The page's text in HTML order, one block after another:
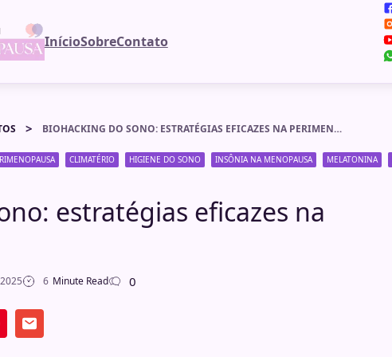
InícioSobreContato
BIOHACKING DO SONO: ESTRATÉGIAS EFICAZES NA PERIMENOPAUSA
CLIMATÉRIO HIGIENE DO SONO INSÔNIA NA MENOPAUSA MELATONINA
estratégias eficazes na
6 Minute Read 0